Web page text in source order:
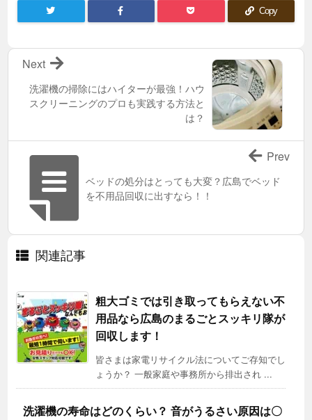
Copy
洗濯機の掃除にはハイターが最強！ハウ
スクリーニングのプロも実践する方法と
は？
Next
ベッドの処分はとっても大変？広島でベッド
を不用品回収に出すなら！！
Prev
関連記事
粗大ゴミでは引き取ってもらえない不
用品なら広島のまるごとスッキリ隊が
回収します！
皆さまは家電リサイクル法についてご存知でし
ょうか？ 一般家庭や事務所から排出され ...
洗濯機の寿命はどのくらい？ 音がうるさい原因は〇